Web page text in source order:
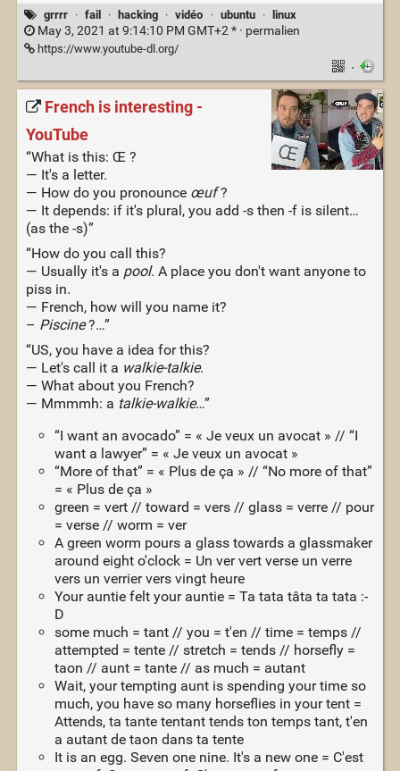
grrrr · fail · hacking · vidéo · ubuntu · linux
May 3, 2021 at 9:14:10 PM GMT+2 * · permalien
https://www.youtube-dl.org/
·
French is interesting -
YouTube
“What is this: Œ ?
— It's a letter.
— How do you pronounce œuf?
— It depends: if it's plural, you add -s then -f is silent…
(as the -s)”
“How do you call this?
— Usually it's a pool. A place you don't want anyone to
piss in.
— French, how will you name it?
– Piscine?…”
“US, you have a idea for this?
— Let's call it a walkie-talkie.
— What about you French?
— Mmmmh: a talkie-walkie…”
“I want an avocado” = « Je veux un avocat » // “I
want a lawyer” = « Je veux un avocat »
“More of that” = « Plus de ça » // “No more of that”
= « Plus de ça »
green = vert // toward = vers // glass = verre // pour
= verse // worm = ver
A green worm pours a glass towards a glassmaker
around eight o'clock = Un ver vert verse un verre
vers un verrier vers vingt heure
Your auntie felt your auntie = Ta tata tâta ta tata :-
D
some much = tant // you = t'en // time = temps //
attempted = tente // stretch = tends // horsefly =
taon // aunt = tante // as much = autant
Wait, your tempting aunt is spending your time so
much, you have so many horseflies in your tent =
Attends, ta tante tentant tends ton temps tant, t'en
a autant de taon dans ta tente
It is an egg. Seven one nine. It's a new one = C'est